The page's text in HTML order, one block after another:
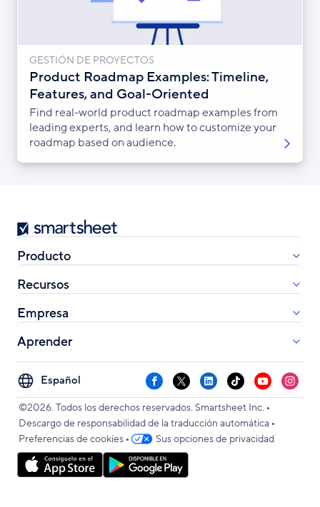
GESTIÓN DE PROYECTOS
Product Roadmap Examples: Timeline,
Features, and Goal-Oriented
Find real-world product roadmap examples from
leading experts, and learn how to customize your
roadmap based on audience.
Smartsheet
Producto
Recursos
Empresa
Aprender
Select
your
language
Facebook
X LinkedInTikTokYouTube
©2026. Todos los derechos reservados. Smartsheet Inc. •
Descargo de responsabilidad de la traducción automática •
Preferencias de cookies • Sus opciones de privacidad